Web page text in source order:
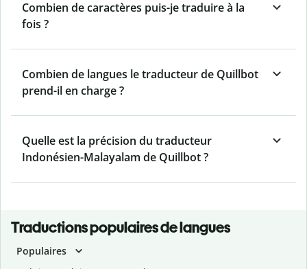
Combien de caractères puis-je traduire à la
fois ?
Combien de langues le traducteur de Quillbot
prend-il en charge ?
Quelle est la précision du traducteur
Indonésien-Malayalam de Quillbot ?
Traductions populaires de langues
Populaires